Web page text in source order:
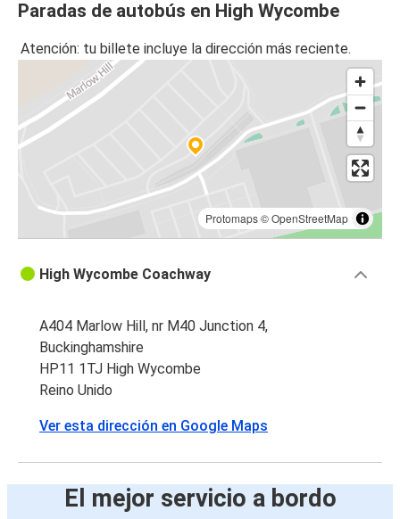
Paradas de autobús en High Wycombe
Atención: tu billete incluye la dirección más reciente.
Protomaps©OpenStreetMap
High Wycombe Coachway
A404 Marlow Hill, nr M40 Junction 4,
Buckinghamshire
HP11 1TJ High Wycombe
Reino Unido
Ver esta dirección en Google Maps
El mejor servicio a bordo